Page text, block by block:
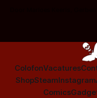
ColofonVacatures
ShopSteamInstagram
Comics